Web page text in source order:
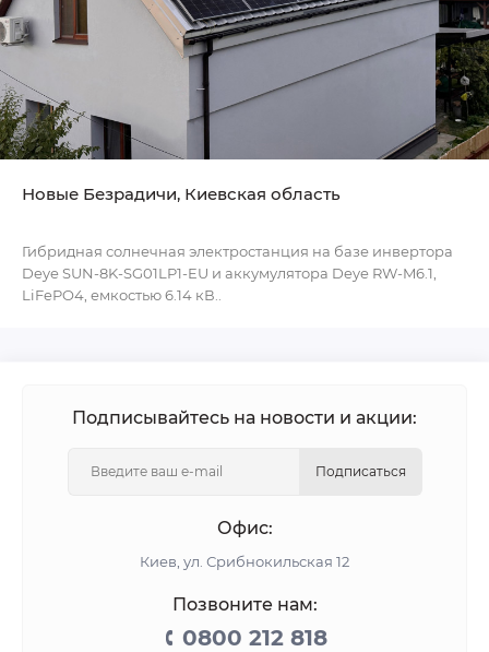
Новые Безрадичи, Киевская область
Гибридная солнечная электростанция на базе инвертора
Deye SUN-8K-SG01LP1-EU и аккумулятора Deye RW-M6.1,
LiFePO4, емкостью 6.14 кВ..
Подписывайтесь на новости и акции:
Подписаться
Офис:
Киев, ул. Срибнокильская 12
Позвоните нам:
0800 212 818